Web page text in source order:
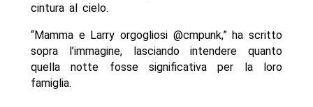
cintura al cielo.
“Mamma e Larry orgogliosi @cmpunk,” ha scritto
sopra l’immagine, lasciando intendere quanto
quella notte fosse significativa per la loro
famiglia.